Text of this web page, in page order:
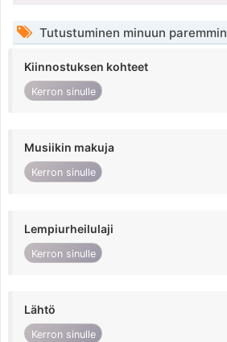
Tutustuminen minuun paremmin
Kiinnostuksen kohteet
Kerron sinulle
Musiikin makuja
Kerron sinulle
Lempiurheilulaji
Kerron sinulle
Lähtö
Kerron sinulle